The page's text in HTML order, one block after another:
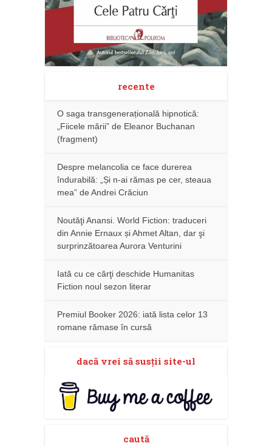
recente
O saga transgenerațională hipnotică:
„Fiicele mării” de Eleanor Buchanan
(fragment)
Despre melancolia ce face durerea
îndurabilă: „Și n-ai rămas pe cer, steaua
mea” de Andrei Crăciun
Noutăţi Anansi. World Fiction: traduceri
din Annie Ernaux și Ahmet Altan, dar şi
surprinzătoarea Aurora Venturini
Iată cu ce cărţi deschide Humanitas
Fiction noul sezon literar
Premiul Booker 2026: iată lista celor 13
romane rămase în cursă
dacă vrei să susţii site-ul
caută